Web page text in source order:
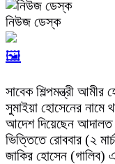
নিউজ ডেস্ক
🖼️
সাবেক শিল্পমন্ত্রী
সুমাইয়া হোসেনের নামে
আদেশ দিয়েছেন
ভিত্তিতে রোববার (২
জাকির হোসেন (গালিব)